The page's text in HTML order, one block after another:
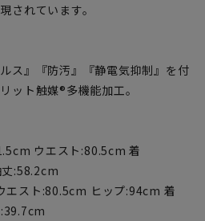
されています。
ス』『防汚』『静電気抑制』を付
ット触媒®多機能加工。
ウエスト:80.5cm 着
:58.2cm
エスト:80.5cm ヒップ:94cm 着